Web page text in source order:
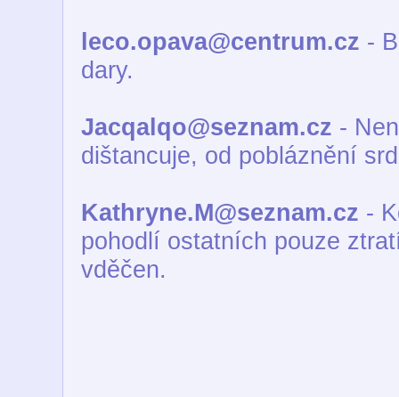
leco.opava@centrum.cz -
dary.
Jacqalqo@seznam.cz -
dištancuje, od pobláznění
Kathryne.M@seznam.cz -
pohodlí ostatních pouze
vděčen.